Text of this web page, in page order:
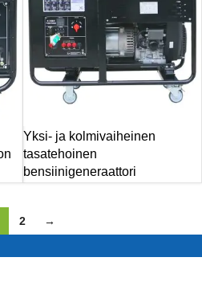
Yksi- ja kolmivaiheinen
tasatehoinen
bensiinigeneraattori
2 →